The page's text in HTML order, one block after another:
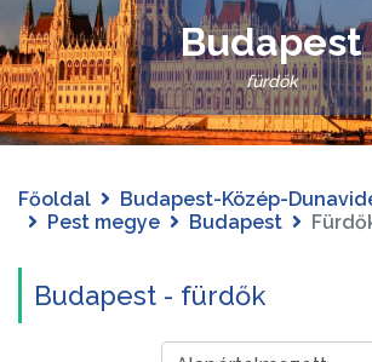
Budapest
fürdők
Főoldal
Budapest-Közép-
Pest megye
Budapest
Budapest - fürdők